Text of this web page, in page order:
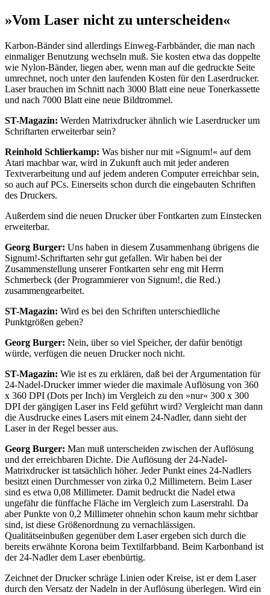
»Vom Laser nicht zu unterscheiden«
Karbon-Bänder sind allerdings Einweg-Farbbänder, die man nach
einmaliger Benutzung wechseln muß. Sie kosten etwa das doppelte
wie Nylon-Bänder, liegen aber, wenn man auf die gedruckte Seite
umrechnet, noch unter den laufenden Kosten für den Laserdrucker.
Laser brauchen im Schnitt nach 3000 Blatt eine neue Tonerkassette
und nach 7000 Blatt eine neue Bildtrommel.
ST-Magazin: Werden Matrixdrucker ähnlich wie Laserdrucker um
Schriftarten erweiterbar sein?
Reinhold Schlierkamp: Was bisher nur mit »Signum!« auf dem
Atari machbar war, wird in Zukunft auch mit jeder anderen
Textverarbeitung und auf jedem anderen Computer erreichbar sein,
so auch auf PCs. Einerseits schon durch die eingebauten Schriften
des Druckers.
Außerdem sind die neuen Drucker über Fontkarten zum Einstecken
erweiterbar.
Georg Burger: Uns haben in diesem Zusammenhang übrigens die
Signum!-Schriftarten sehr gut gefallen. Wir haben bei der
Zusammenstellung unserer Fontkarten sehr eng mit Herrn
Schmerbeck (der Programmierer von Signum!, die Red.)
zusammengearbeitet.
ST-Magazin: Wird es bei den Schriften unterschiedliche
Punktgrößen geben?
Georg Burger: Nein, über so viel Speicher, der dafür benötigt
würde, verfügen die neuen Drucker noch nicht.
ST-Magazin: Wie ist es zu erklären, daß bei der Argumentation für
24-Nadel-Drucker immer wieder die maximale Auflösung von 360
x 360 DPI (Dots per Inch) im Vergleich zu den »nur« 300 x 300
DPI der gängigen Laser ins Feld geführt wird? Vergleicht man dann
die Ausdrucke eines Lasers mit einem 24-Nadler, dann sieht der
Laser in der Regel besser aus.
Georg Burger: Man muß unterscheiden zwischen der Auflösung
und der erreichbaren Dichte. Die Auflösung der 24-Nadel-
Matrixdrucker ist tatsächlich höher. Jeder Punkt eines 24-Nadlers
besitzt einen Durchmesser von zirka 0,2 Millimetern. Beim Laser
sind es etwa 0,08 Millimeter. Damit bedruckt die Nadel etwa
ungefähr die fünffache Fläche im Vergleich zum Laserstrahl. Da
aber Punkte von 0,2 Millimeter ohnehin schon kaum mehr sichtbar
sind, ist diese Größenordnung zu vernachlässigen.
Qualitätseinbußen gegenüber dem Laser ergeben sich durch die
bereits erwähnte Korona beim Textilfarbband. Beim Karbonband ist
der 24-Nadler dem Laser ebenbürtig.
Zeichnet der Drucker schräge Linien oder Kreise, ist er dem Laser
durch den Versatz der Nadeln in der Auflösung überlegen. Wird ein